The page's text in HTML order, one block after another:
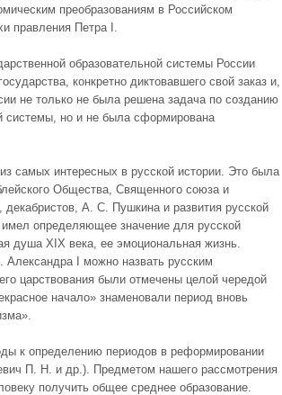
преобразованиям в Российском
правления Петра I.
образовательной системы России
конкретно диктовавшего свой заказ и,
не только не была решена задача по созданию
системы, но и не была сформирована
самых интересных в русской истории. Это была
Общества, Священного союза и
декабристов, А. С. Пушкина и развития русской
имел определяющее значение для русской
душа XIX века, ее эмоциональная жизнь.
Александра I можно назвать русским
царствования были отмечены целой чередой
начало» знаменовали период вновь
к определению периодов в реформировании
П. Н. и др.). Предметом нашего рассмотрения
получить общее среднее образование.